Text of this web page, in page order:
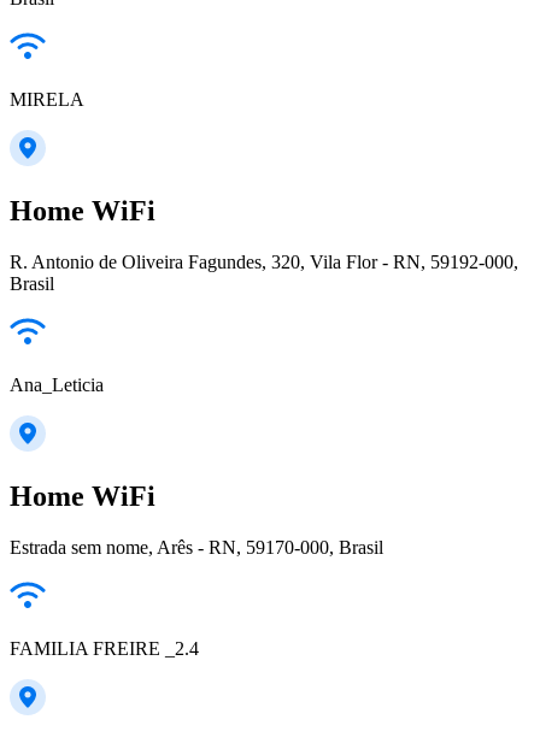
MIRELA
Home WiFi
R. Antonio de Oliveira Fagundes, 320, Vila Flor - RN, 59192-000,
Brasil
Ana_Leticia
Home WiFi
Estrada sem nome, Arês - RN, 59170-000, Brasil
FAMILIA FREIRE _2.4